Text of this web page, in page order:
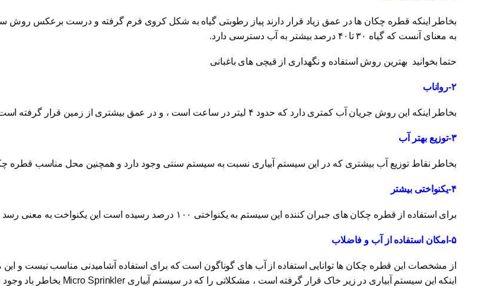
بخاطر اینکه قطره چکان ها در عمق زیاد قرار دارند پیاز رطوبتی گیاه به شکل کروی فرم گرفته و درست برعکس روش
به معنای آنست که گیاه ۳۰ تا۴۰ درصد بیشتر به آب دسترسی دارد.
حتما بخوانید بهترین روش استفاده و نگهداری از قیچی های باغبانی
۲-رواناب
بخاطر اینکه این روش جریان آب کمتری دارد که حدود ۴ لیتر در ساعت است ، و در عمق بیشتری از زمین قرار گرفته است دارای رواناب کمتری می باشد.
۳-توزیع بهتر آب
بخاطر نقاط توزیع آب بیشتری که در این سیستم آبیاری نسبت به سیستم سنتی وجود دارد و همچنین محل مناسب
۴-یکنواختی بیشتر
برای استفاده از قطره چکان های جبران کننده این سیستم به یکنواختی ۱۰۰ درصد رسیده است این یکنواخت به معنی رسد و نمو مناسب گیاه است .
۵-امکان استفاده از آب و فاضلاب
از مشخصات این قطره چکان ها توانایی استفاده از آب های گوناگون است که برای استفاده آشامیدنی مناسب نیست و
اینکه این سیستم آبیاری در زیر خاک قرار گرفته است ، مشکلاتی را که در سیستم آبیاری Micro Sprinkler بخاطر باد وجود دارد نداریم